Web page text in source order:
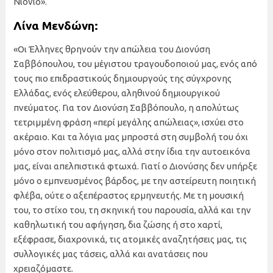
Λίνα Μενδώνη:
«Οι Έλληνες θρηνούν την απώλεια του Διονύση
Σαββόπουλου, του μέγιστου τραγουδοποιού μας, ενός από
τους πιο επιδραστικούς δημιουργούς της σύγχρονης
Ελλάδας, ενός ελεύθερου, αληθινού δημιουργικού
πνεύματος. Για τον Διονύση Σαββόπουλο, η απολύτως
τετριμμένη φράση «περί μεγάλης απώλειας», ισχύει στο
ακέραιο. Και τα λόγια μας μπροστά στη συμβολή του όχι
μόνο στον πολιτισμό μας, αλλά στην ίδια την αυτοεικόνα
μας, είναι απελπιστικά φτωχά. Γιατί ο Διονύσης δεν υπήρξε
μόνο ο εμπνευσμένος βάρδος, με την αστείρευτη ποιητική
φλέβα, ούτε ο αξεπέραστος ερμηνευτής. Με τη μουσική
του, το στίχο του, τη σκηνική του παρουσία, αλλά και την
καθηλωτική του αφήγηση, δια ζώσης ή στο χαρτί,
εξέφρασε, διαχρονικά, τις ατομικές αναζητήσεις μας, τις
συλλογικές μας τάσεις, αλλά και ανατάσεις που
χρειαζόμαστε.